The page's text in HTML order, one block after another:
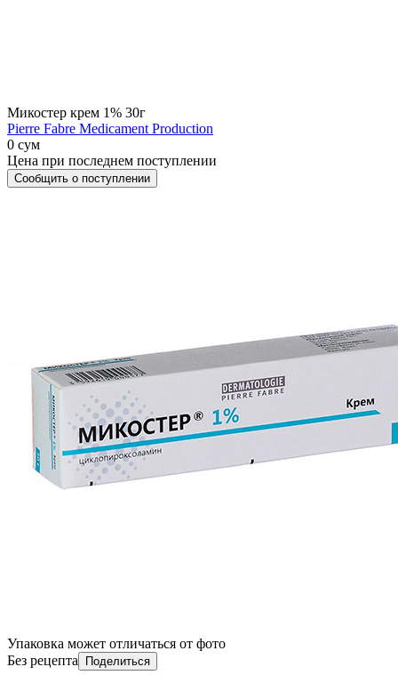
Микостер крем 1% 30г
Pierre Fabre Medicament Production
0 сум
Цена при последнем поступлении
Сообщить о поступлении
Упаковка может отличаться от фото
Без рецепта
Поделиться